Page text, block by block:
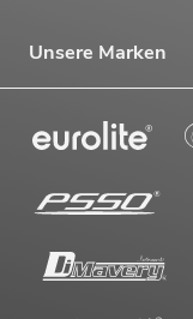
Unsere Marken